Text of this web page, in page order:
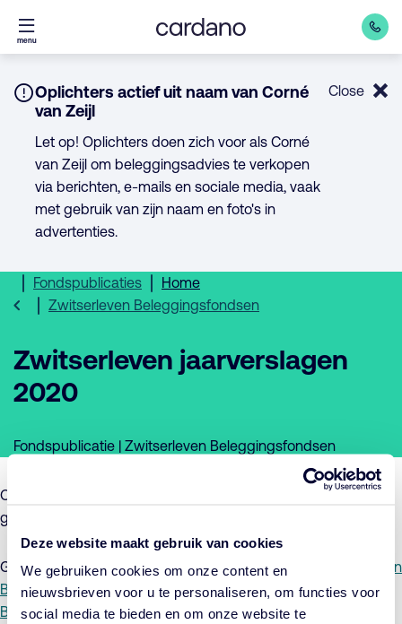
Deze website maakt gebruik van cookies
We gebruiken cookies om onze content en
nieuwsbrieven voor u te personaliseren, om functies voor
social media te bieden en om onze website te
Direct
naar
menu
Notice:
Oplichters actief uit naam van Corné
van Zeijl
Let op! Oplichters doen zich voor als Corné
van Zeijl om beleggingsadvies te verkopen
via berichten, e-mails en sociale media, vaak
met gebruik van zijn naam en foto's in
advertenties.
Close
Home
Fondspublicaties
Zwitserleven Beleggingsfondsen
Zwitserleven jaarverslagen
2020
Fondspublicatie | Zwitserleven Beleggingsfondsen
Op 31 maart 2021 zijn de Zwitserleven jaarverslagen 2020
gepubliceerd.
Graag verwijzen wij u naar de jaarverslagen 2020
Zwitserleven
Beleggingsfondsen (pdf)enZwitserleven Institutionele
Beleggingsfondsen (pdf) en de Toelichting (pdf)